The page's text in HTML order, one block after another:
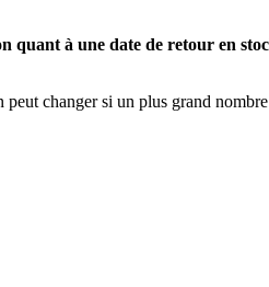
quant à une date de retour en
changer si un plus grand nombre